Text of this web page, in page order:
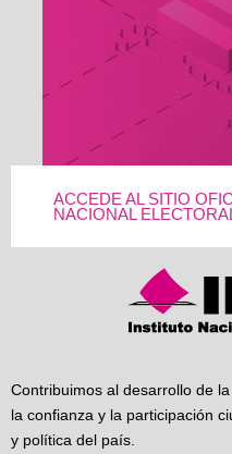
ACCEDE AL SITIO
NACIONAL
Contribuimos al desarrollo de
la confianza y la participación
y política del país.